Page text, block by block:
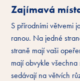
Zajímavá
S přírodními větvemi
ranou. Na jedné
straně mají vaši
mají obvykle
sedávají na větvích